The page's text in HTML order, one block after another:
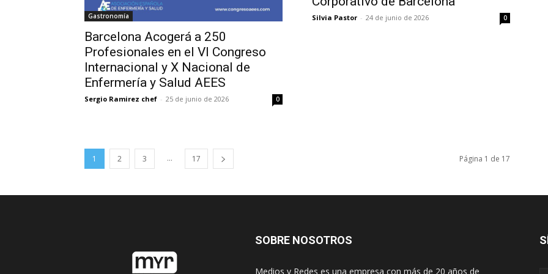
Gastronomía
Barcelona Acogerá a 250
Profesionales en el VI Congreso
Internacional y X Nacional de
Enfermería y Salud AEES
Sergio Ramirez chef - 25 de junio de 2026 0
Silvia Pastor - 24 de junio de 2026 0
1 2 3 ... 17 Página 1 de 17
SOBRE NOSOTROS
Medios y Redes es una empresa con más de 20 años de